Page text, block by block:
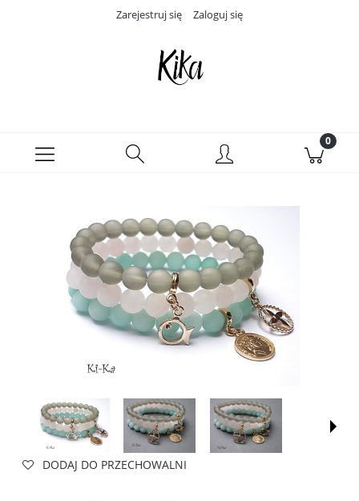
Zarejestruj się Zaloguj się
DODAJ DO PRZECHOWALNI